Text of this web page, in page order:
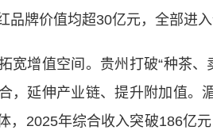
品牌价值均超30亿元，全部进入
值空间。贵州打破“种茶、卖
，延伸产业链、提升附加值。
，2025年综合收入突破186亿